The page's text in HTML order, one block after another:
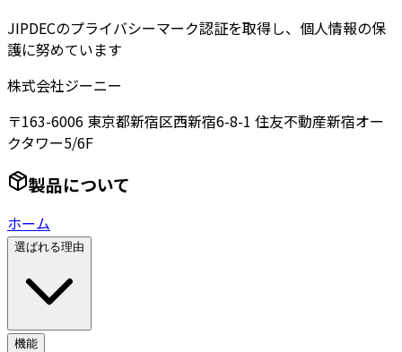
JIPDECのプライバシーマーク認証を取得し、個人情報の保
護に努めています
株式会社ジーニー
〒163-6006 東京都新宿区西新宿6-8-1 住友不動産新宿オー
クタワー5/6F
製品について
ホーム
選ばれる理由
機能